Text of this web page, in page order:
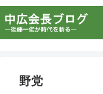
野党